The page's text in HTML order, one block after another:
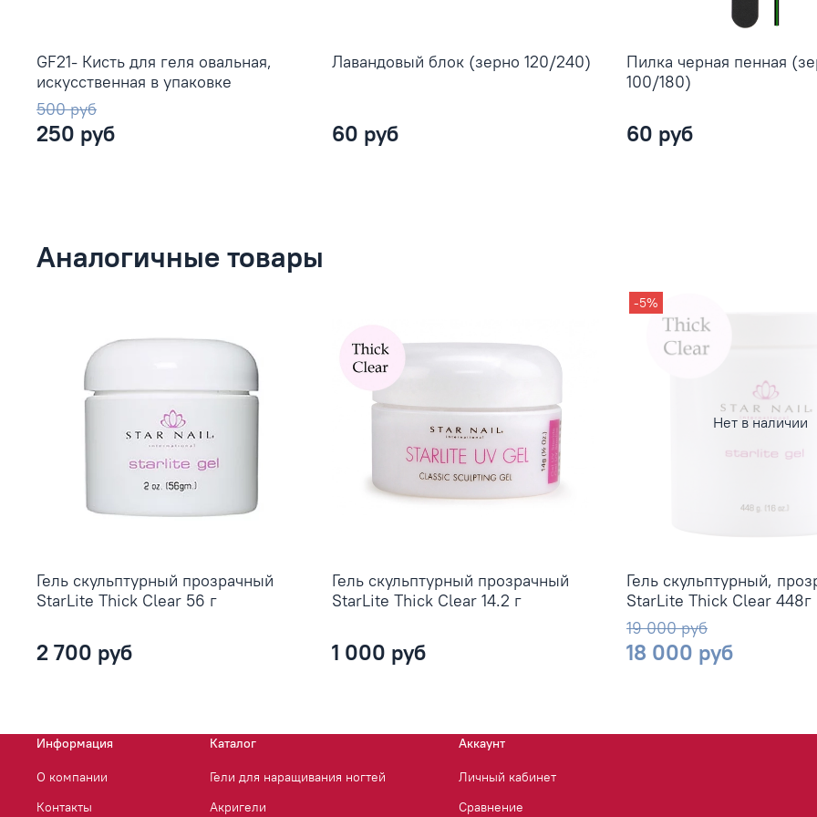
GF21- Кисть для геля овальная,
искусственная в упаковке
500 руб
250 руб
Лавандовый блок (зерно 120/240)
60 руб
Пилка черная пенная
100/180)
60 руб
Аналогичные товары
Гель скульптурный прозрачный
StarLite Thick Clear 56 г
2 700 руб
Гель скульптурный прозрачный
StarLite Thick Clear 14.2 г
1 000 руб
Нет в наличии
-5%
Гель скульптурный,
StarLite Thick Clear 448г
19 000 руб
18 000 руб
Информация
О компании
Контакты
Каталог
Гели для наращивания ногтей
Акригели
Аккаунт
Личный кабинет
Сравнение